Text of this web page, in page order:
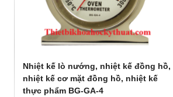
Nhiệt kế lò nướng, nhiệt kế đồng hồ,
nhiệt kế cơ mặt đồng hồ, nhiệt kế
thực phẩm BG-GA-4